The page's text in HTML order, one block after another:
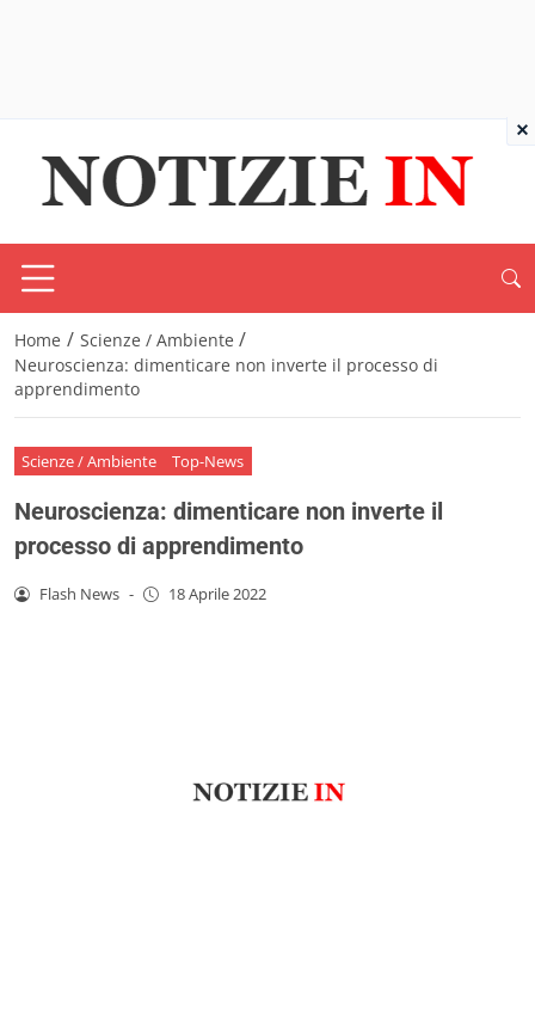
Home / Scienze / Ambiente /
Neuroscienza: dimenticare non inverte il processo di
apprendimento
Scienze / Ambiente Top-News
Neuroscienza: dimenticare non inverte il
processo di apprendimento
Flash News - 18 Aprile 2022
×